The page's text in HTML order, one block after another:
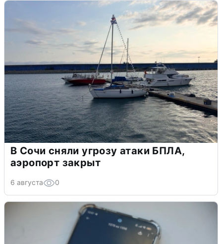
В Сочи сняли угрозу атаки БПЛА,
аэропорт закрыт
6 августа 0